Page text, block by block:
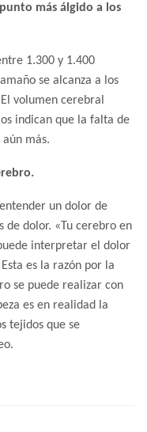
más álgido a los
1.300 y 1.400
se alcanza a los
volumen cerebral
indican que la falta de
más.
un dolor de
de dolor. «Tu cerebro en
interpretar el dolor
es la razón por la
se puede realizar con
es en realidad la
tejidos que se